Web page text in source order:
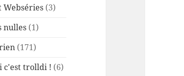
Webséries (3)
nulles (1)
(171)
c'est trolldi ! (6)